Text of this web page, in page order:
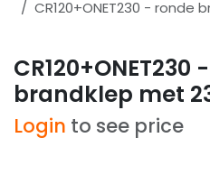
CR120+ONET230 -
brandklep met
Login to see price